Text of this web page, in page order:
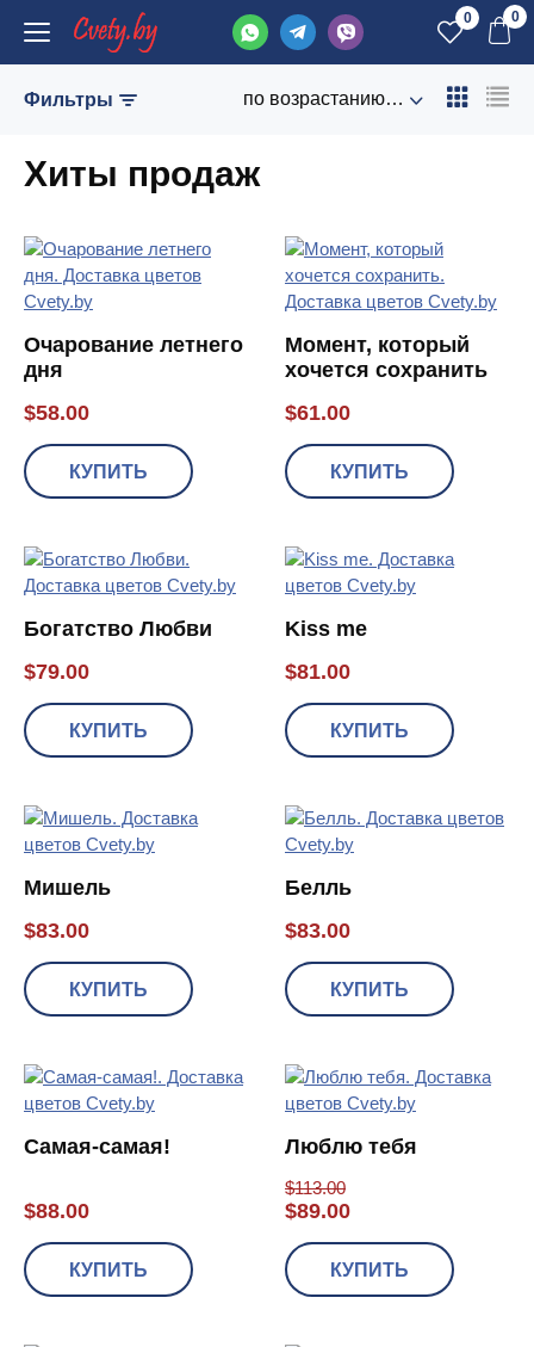
0 0
Фильтры по возрастанию цены
Хиты продаж
Очарование летнего
дня
$58.00
КУПИТЬ
Момент, который
хочется сохранить
$61.00
КУПИТЬ
Богатство Любви
$79.00
КУПИТЬ
Kiss me
$81.00
КУПИТЬ
Мишель
$83.00
КУПИТЬ
Белль
$83.00
КУПИТЬ
Самая-самая!
$88.00
КУПИТЬ
Люблю тебя
$113.00
$89.00
КУПИТЬ